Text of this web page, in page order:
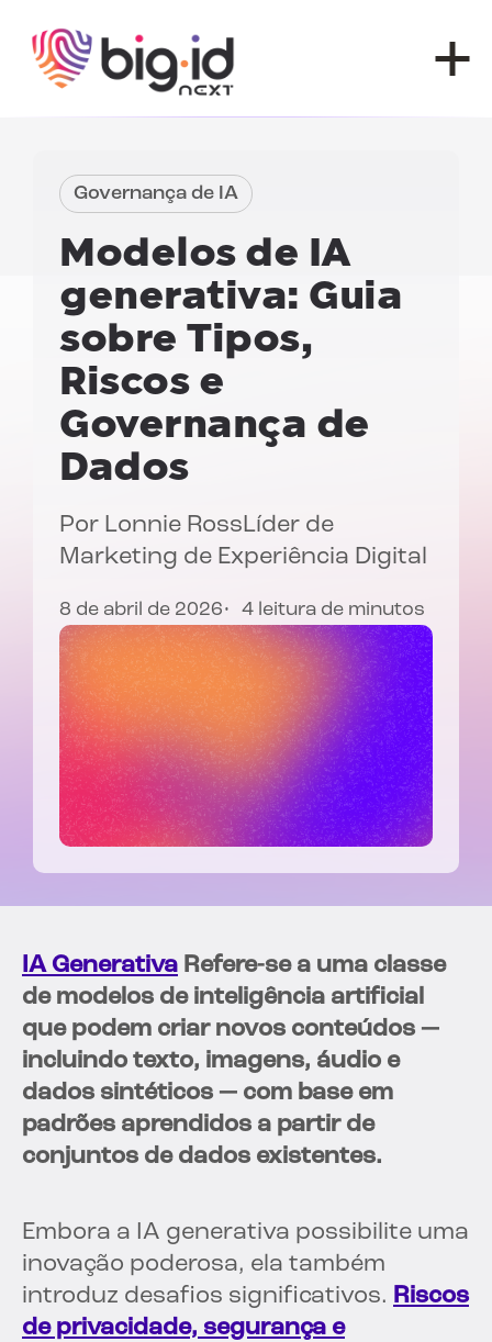
Governança de IA
Modelos de IA
generativa: Guia
sobre Tipos,
Riscos e
Governança de
Dados
Por Lonnie RossLíder de
Marketing de Experiência Digital
8 de abril de 2026 4 leitura de minutos
IA Generativa Refere-se a uma classe
de modelos de inteligência artificial
que podem criar novos conteúdos —
incluindo texto, imagens, áudio e
dados sintéticos — com base em
padrões aprendidos a partir de
conjuntos de dados existentes.
Embora a IA generativa possibilite uma
inovação poderosa, ela também
introduz desafios significativos. Riscos
de privacidade, segurança e